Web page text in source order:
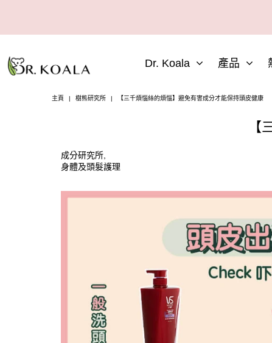
Dr. Koala 產品
主頁 | 樹熊研究所 | 【三千煩惱絲的煩惱】避免有害成分才能保持頭皮健康
【
成分研究所,
身體及頭髮護理